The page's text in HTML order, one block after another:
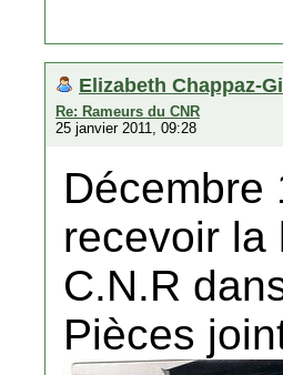
Elizabeth Chappaz-
Re: Rameurs du CNR
25 janvier 2011, 09:28
Décembre
recevoir la
C.N.R
Pièces